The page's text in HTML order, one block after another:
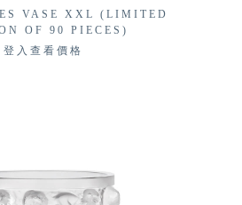
VASE XXL (LIMITED
OF 90 PIECES)
登入查看價格